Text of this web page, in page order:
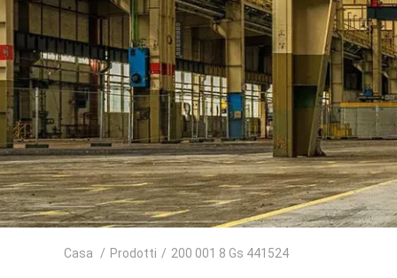
Casa / Prodotti / 200 001 8 Gs 441524